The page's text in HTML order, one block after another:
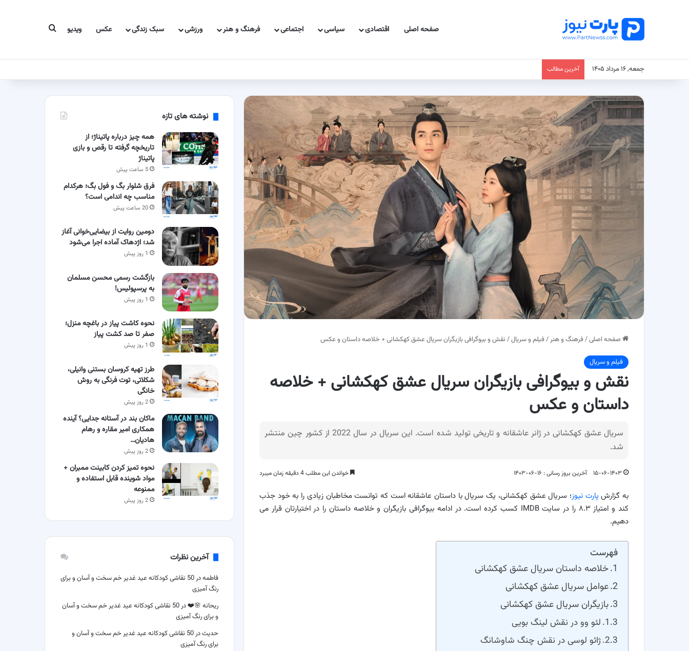
صفحه اصلی اقتصادی سیاسی اجتماعی فرهنگ و هنر ورزشی سبک زندگی عکس ویدیو جستجو برای
جمعه, ۱۶ مرداد ۱۴۰۵ آخرین مطالب
صفحه اصلی/فرهنگ و هنر/فیلم و سریال/ نقش و بیوگرافی بازیگران سریال عشق کهکشانی + خلاصه داستان و عکس
فیلم و سریال
نقش و بیوگرافی بازیگران سریال عشق کهکشانی + خلاصه
داستان و عکس
سریال عشق کهکشانی در ژانر عاشقانه و تاریخی تولید شده است. این سریال در سال 2022 از کشور چین منتشر
شد.
۱۵-۰۶-۱۴۰۳ آخرین بروز رسانی : ۱۶-۰۶-۱۴۰۳ خواندن این مطلب 4 دقیقه زمان میبرد
به گزارش پارت نیوز؛ سریال عشق کهکشانی، یک سریال با داستان عاشقانه است که توانست مخاطبان زیادی را به خود جذب
کند و امتیاز ۸.۳ را در سایت IMDB کسب کرده است. در ادامه بیوگرافی بازیگران و خلاصه داستان را در اختیارتان قرار می
دهیم.
فهرست
خلاصه داستان سریال عشق کهکشانی
عوامل سریال عشق کهکشانی
بازیگران سریال عشق کهکشانی
لئو وو در نقش لینگ بویی
ژائو لوسی در نقش چنگ شاوشانگ
نوشته های تازه
همه چیز درباره پاتیناژ؛ از
تاریخچه گرفته تا رقص و بازی
پاتیناژ
5 ساعت پیش
فرق شلوار بگ و فول بگ؛ هرکدام
مناسب چه اندامی است؟
20 ساعت پیش
دومین روایت از بیضایی‌خوانی آغاز
شد؛ اژدهاک آماده اجرا می‌شود
1 روز پیش
بازگشت رسمی محسن مسلمان
به پرسپولیس!
1 روز پیش
نحوه کاشت پیاز در باغچه منزل؛
صفر تا صد کشت پیاز
1 روز پیش
طرز تهیه کروسان بستنی وانیلی،
شکلاتی، توت فرنگی به روش
خانگی
2 روز پیش
ماکان بند در آستانه جدایی؟ آینده
همکاری امیر مقاره و رهام
هادیان…
2 روز پیش
نحوه تمیز کردن کابینت ممبران +
مواد شوینده قابل استفاده و
ممنوعه
2 روز پیش
آخرین نظرات
فاطمهدر
50 نقاشی کودکانه عید غدیر خم سخت و آسان و برای
رنگ آمیزی
ریحانه 🌸❤️در
50 نقاشی کودکانه عید غدیر خم سخت و آسان
و برای رنگ آمیزی
حدیثدر
50 نقاشی کودکانه عید غدیر خم سخت و آسان و
برای رنگ آمیزی